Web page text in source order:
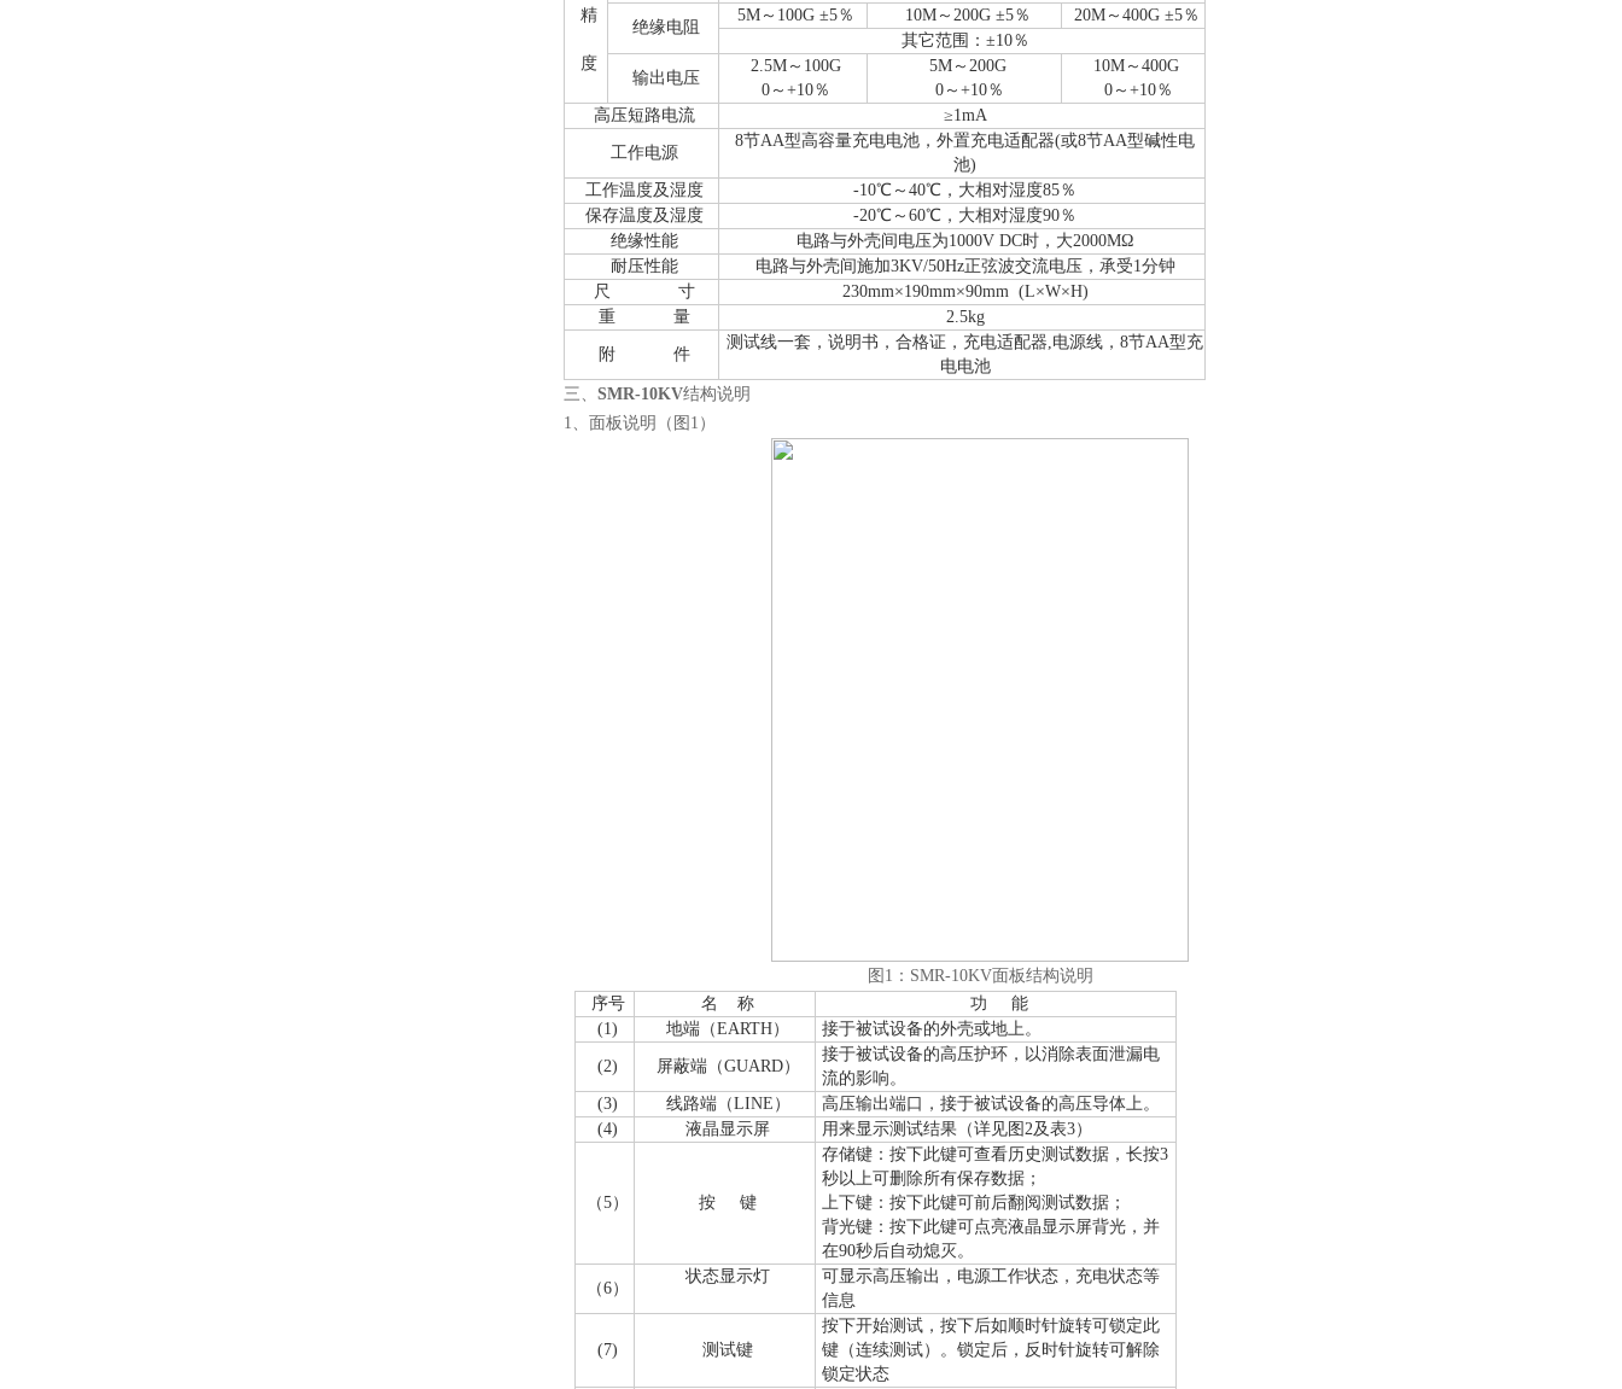
精
度
绝缘电阻
5M～100G ±5％ 10M～200G ±5％
20M～400G ±5％
其它范围：±10％
输出电压
2.5M～100G
0～+10％
5M～200G
0～+10％
10M～400G
0～+10％
高压短路电流
≥1mA
工作电源
8节AA型高容量充电电池，外置充电适配器(或8节AA型碱性电
池)
工作温度及湿度
-10℃～40℃，大相对湿度85％
保存温度及湿度
-20℃～60℃，大相对湿度90％
绝缘性能
电路与外壳间电压为1000V DC时，大2000MΩ
耐压性能
电路与外壳间施加3KV/50Hz正弦波交流电压，承受1分钟
尺 寸
230mm×190mm×90mm (L×W×H)
重 量
2.5kg
附 件
测试线一套，说明书，合格证，充电适配器,电源线，8节AA型充
电电池
三、 SMR-10KV结构说明
1、面板说明（图1）
图1：SMR-10KV面板结构说明
序号
名 称
功 能
(1)
地端（EARTH） 接于被试设备的外壳或地上。
(2) 屏蔽端（GUARD）
接于被试设备的高压护环，以消除表面泄漏电
流的影响。
(3)
线路端（LINE）
高压输出端口，接于被试设备的高压导体上。
(4)
液晶显示屏 用来显示测试结果（详见图2及表3）
（5） 按 键
存储键：按下此键可查看历史测试数据，长按3
秒以上可删除所有保存数据；
上下键：按下此键可前后翻阅测试数据；
背光键：按下此键可点亮液晶显示屏背光，并
在90秒后自动熄灭。
（6）
状态显示灯
可显示高压输出，电源工作状态，充电状态等
信息
(7) 测试键
按下开始测试，按下后如顺时针旋转可锁定此
键（连续测试）。锁定后，反时针旋转可解除
锁定状态